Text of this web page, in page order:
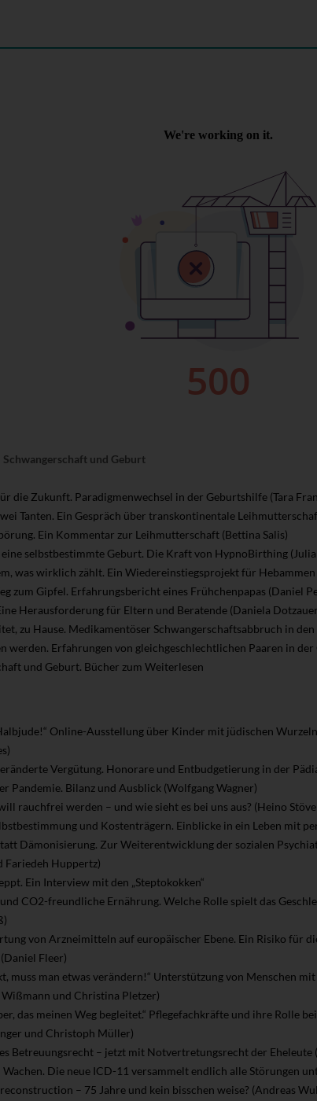
und Geburt
die Zukunft. Paradigmenwechsel in der Geburtshilfe (Tara
Tanten. Ein Gespräch über transkontinentale
Ein Kommentar zur Leihmutterschaft (Bettina Salis)
selbstbestimmte Geburt. Die Kraft von HypnoBirthing
was wirklich zählt. Ein Wiedereinstiegsprojekt für
zum Gipfel. Erfahrungsbericht eines Frühchenpapas (Daniel
Herausforderung für Eltern und Beratende (Daniela
zu Hause. Medikamentöser Schwangerschaftsabbruch in
werden. Erfahrungen von gleichgeschlechtlichen Paaren in
und Geburt. Bücher zum Weiterlesen
Online-Ausstellung über Kinder mit jüdischen
Vergütung. Honorare und Entbudgetierung in der
Pandemie. Bilanz und Ausblick (Wolfgang Wagner)
rauchfrei werden – und wie sieht es bei uns aus? (Heino
und Kostenträgern. Einblicke in ein Leben mit
Dämonisierung. Zur Weiterentwicklung der sozialen
Fariedeh Huppertz)
Ein Interview mit den „Steptokokken“
CO2-freundliche Ernährung. Welche Rolle spielt das
von Arzneimitteln auf europäischer Ebene. Ein Risiko für
Fleer)
muss man etwas verändern!“ Unterstützung von Menschen mit
und Christina Pletzer)
das meinen Weg begleitet.“ Pflegefachkräfte und ihre Rolle
und Christoph Müller)
Betreuungsrecht – jetzt mit Notvertretungsrecht der Eheleute
Wachen. Die neue ICD-11 versammelt endlich alle Störungen
– 75 Jahre und kein bisschen weise? (Andreas